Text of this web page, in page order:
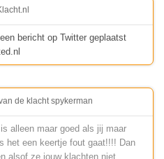
bericht op Twitter geplaatst
de klacht spykerman
alleen maar goed als jij maar
het een keertje fout gaat!!!! Dan
alsof ze jouw klachten niet